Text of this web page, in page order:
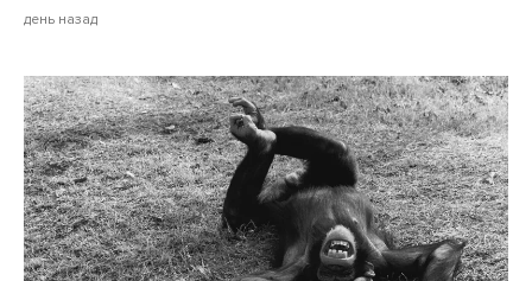
день назад